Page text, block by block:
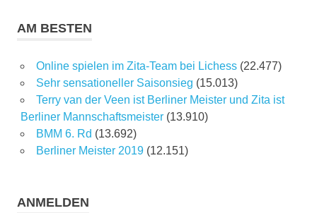
AM BESTEN
Online spielen im Zita-Team bei Lichess (22.477)
Sehr sensationeller Saisonsieg (15.013)
Terry van der Veen ist Berliner Meister und Zita ist
Berliner Mannschaftsmeister (13.910)
BMM 6. Rd (13.692)
Berliner Meister 2019 (12.151)
ANMELDEN